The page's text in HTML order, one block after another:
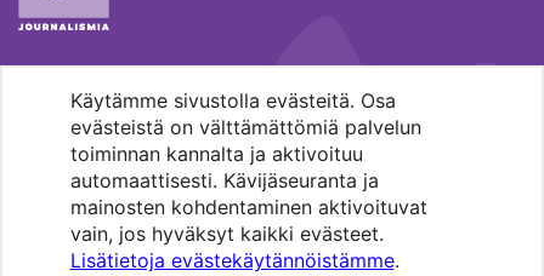
Käytämme sivustolla evästeitä. Osa
evästeistä on välttämättömiä palvelun
toiminnan kannalta ja aktivoituu
automaattisesti. Kävijäseuranta ja
mainosten kohdentaminen aktivoituvat
vain, jos hyväksyt kaikki evästeet.
Lisätietoja evästekäytännöistämme.
MENOHAKU